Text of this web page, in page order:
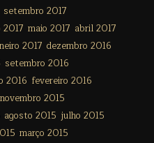
setembro 2017
2017 maio 2017 abril 2017
2017 dezembro 2016
setembro 2016
2016 fevereiro 2016
novembro 2015
agosto 2015 julho 2015
março 2015